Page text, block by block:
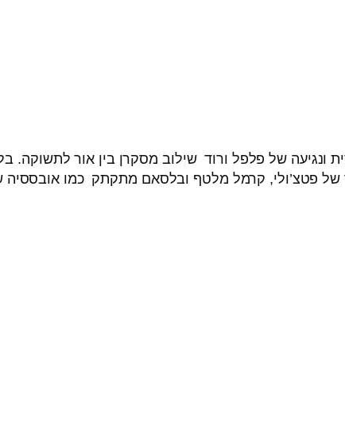
ונגיעה של פלפל ורוד שילוב מסקרן בין אור לתשוקה.
של פטצ’ולי, קרמל מלטף ובלסאם מתקתק כמו